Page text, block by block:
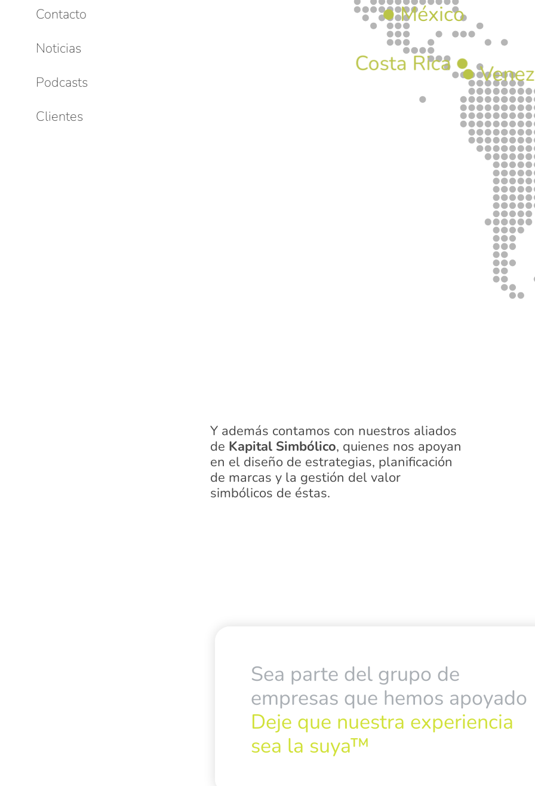
Costa Rica
México
Y además contamos con nuestros aliados
de Kapital Simbólico, quienes nos apoyan
en el diseño de estrategias, planificación
de marcas y la gestión del valor
simbólicos de éstas.
Sea parte del grupo de
empresas que hemos apoyado
Deje que nuestra experiencia
sea la suya™
Contacto
Noticias
Podcasts
Clientes